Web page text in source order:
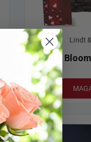
Lindt
Prix